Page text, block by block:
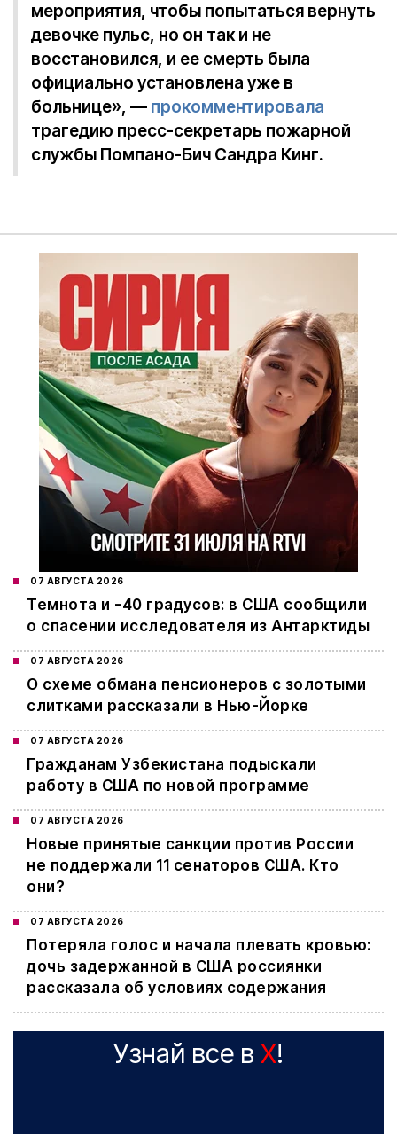
мероприятия, чтобы попытаться вернуть
девочке пульс, но он так и не
восстановился, и ее смерть была
официально установлена уже в
больнице», — прокомментировала
трагедию пресс-секретарь пожарной
службы Помпано-Бич Сандра Кинг.
07 АВГУСТА 2026
Темнота и -40 градусов: в США сообщили
о спасении исследователя из Антарктиды
07 АВГУСТА 2026
О схеме обмана пенсионеров с золотыми
слитками рассказали в Нью-Йорке
07 АВГУСТА 2026
Гражданам Узбекистана подыскали
работу в США по новой программе
07 АВГУСТА 2026
Новые принятые санкции против России
не поддержали 11 сенаторов США. Кто
они?
07 АВГУСТА 2026
Потеряла голос и начала плевать кровью:
дочь задержанной в США россиянки
рассказала об условиях содержания
Узнай все в X!